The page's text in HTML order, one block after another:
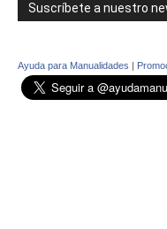
Suscríbete a nuestro
Ayuda para Manualidades